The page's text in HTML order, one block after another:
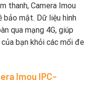
thanh, Camera Imou
bảo mật. Dữ liệu hình
qua mạng 4G, giúp
bạn khỏi các mối đe
Imou IPC-